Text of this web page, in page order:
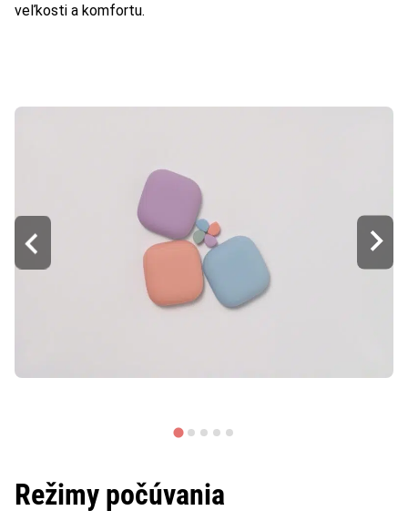
veľkosti a komfortu.
Režimy počúvania